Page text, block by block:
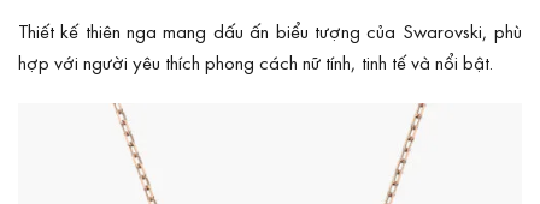
Thiết kế thiên nga mang dấu ấn biểu tượng của Swarovski, phù
hợp với người yêu thích phong cách nữ tính, tinh tế và nổi bật.